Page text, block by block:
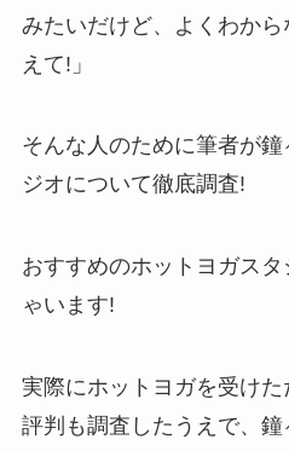
みたいだけど、よくわか
えて!」
そんな人のために筆者が
ジオについて徹底調査!
おすすめのホットヨガス
ゃいます!
実際にホットヨガを受け
評判も調査したうえで、